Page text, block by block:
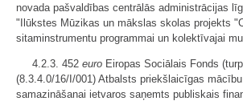
novada pašvaldības centrālās administrācijas
"Ilūkstes Mūzikas un mākslas skolas projekts
sitaminstrumentu programmai un kolektīvajai
4.2.3. 452 euro Eiropas Sociālais Fonds
(8.3.4.0/16/I/001) Atbalsts priekšlaicīgas
samazināšanai ietvaros saņemts publiskais